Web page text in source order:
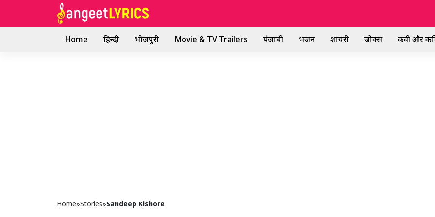
Home हिन्दी भोजपुरी Movie & TV Trailers पंजाबी भजन शायरी जोक्स कवी और
Home»Stories»Sandeep Kishore